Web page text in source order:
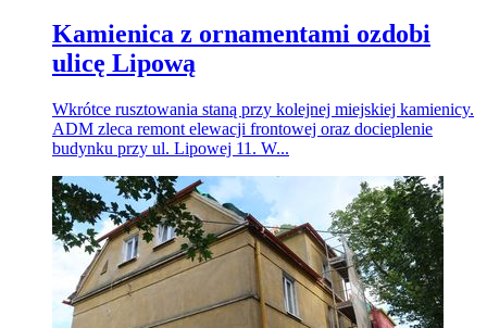
Kamienica z ornamentami ozdobi
ulicę Lipową
Wkrótce rusztowania staną przy kolejnej miejskiej kamienicy.
ADM zleca remont elewacji frontowej oraz docieplenie
budynku przy ul. Lipowej 11. W...